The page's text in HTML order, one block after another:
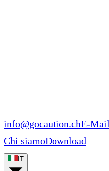
info@gocaution.chE-Mail
Chi siamoDownload
IT